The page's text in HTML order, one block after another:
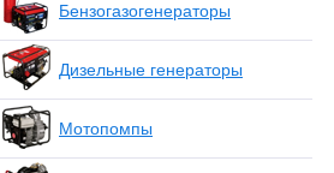
Бензогазогенераторы
Дизельные генераторы
Мотопомпы